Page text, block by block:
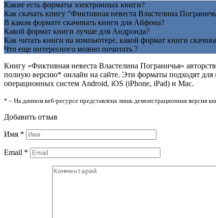
Какие есть форматы электронных книги?
Как скачать книгу "Фиктивная невеста Властелина
В каком формате скачивать книги для Айфона?
Какой формат книги лучше для Андроида?
Как читать книги на компьютере, какой формат книги
Что еще интересного можно почитать ?
Книгу «Фиктивная невеста Властелина Пограничья»
полную версию* онлайн на сайте. Эти форматы подходят
операционных систем Android, iOS (iPhone, iPad) и Mac.
* – На данном веб-ресурсе представлена лишь демонстрационная версия
Добавить отзыв
Имя *
Email *